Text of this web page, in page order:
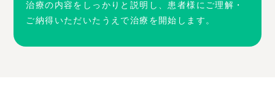
治療の内容をしっかりと説明し、患者様にご理解・
ご納得いただいたうえで治療を開始します。